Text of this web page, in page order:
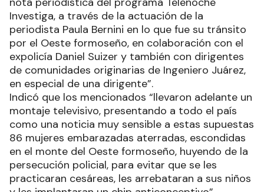
Investiga, a través de la actuación de la
periodista Paula Bernini en lo que fue su tránsito
por el Oeste formoseño, en colaboración con el
expolicía Daniel Suizer y también con dirigentes
de comunidades originarias de Ingeniero Juárez,
en especial de una dirigente”.
Indicó que los mencionados “llevaron adelante un
montaje televisivo, presentando a todo el país
como una noticia muy sensible a estas supuestas
86 mujeres embarazadas aterradas, escondidas
en el monte del Oeste formoseño, huyendo de la
persecución policial, para evitar que se les
practicaran cesáreas, les arrebataran a sus niños